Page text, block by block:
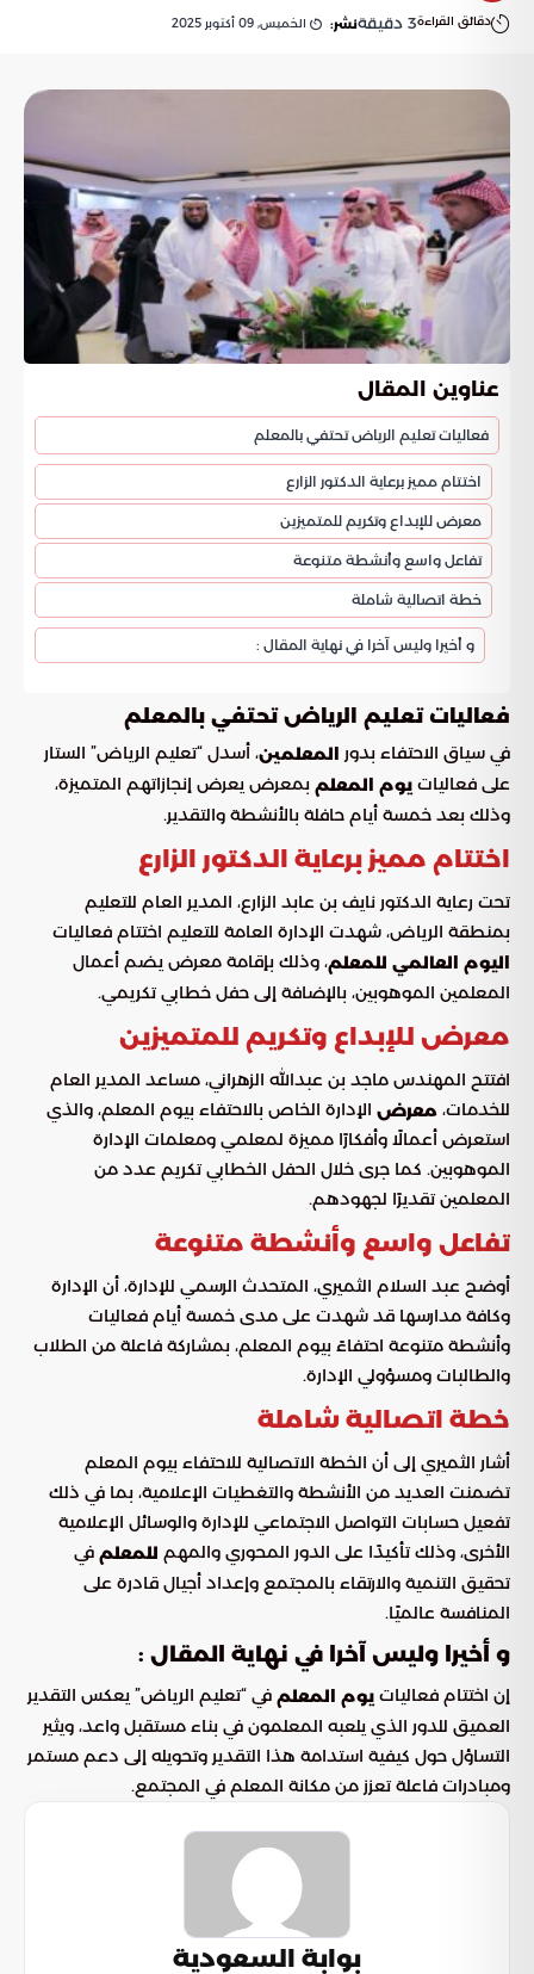
دقائق القراءة3 دقيقةنشر: الخميس, 09 أكتوبر 2025
عناوين المقال
فعاليات تعليم الرياض تحتفي بالمعلم
اختتام مميز برعاية الدكتور الزارع
معرض للإبداع وتكريم للمتميزين
تفاعل واسع وأنشطة متنوعة
خطة اتصالية شاملة
و أخيرا وليس آخرا في نهاية المقال :
فعاليات تعليم الرياض تحتفي بالمعلم
في سياق الاحتفاء بدور المعلمين، أسدل “تعليم الرياض” الستار
على فعاليات يوم المعلم بمعرض يعرض إنجازاتهم المتميزة،
وذلك بعد خمسة أيام حافلة بالأنشطة والتقدير.
اختتام مميز برعاية الدكتور الزارع
تحت رعاية الدكتور نايف بن عابد الزارع، المدير العام للتعليم
بمنطقة الرياض، شهدت الإدارة العامة للتعليم اختتام فعاليات
اليوم العالمي للمعلم، وذلك بإقامة معرض يضم أعمال
المعلمين الموهوبين، بالإضافة إلى حفل خطابي تكريمي.
معرض للإبداع وتكريم للمتميزين
افتتح المهندس ماجد بن عبدالله الزهراني، مساعد المدير العام
للخدمات، معرض الإدارة الخاص بالاحتفاء بيوم المعلم، والذي
استعرض أعمالًا وأفكارًا مميزة لمعلمي ومعلمات الإدارة
الموهوبين. كما جرى خلال الحفل الخطابي تكريم عدد من
المعلمين تقديرًا لجهودهم.
تفاعل واسع وأنشطة متنوعة
أوضح عبد السلام الثميري، المتحدث الرسمي للإدارة، أن الإدارة
وكافة مدارسها قد شهدت على مدى خمسة أيام فعاليات
وأنشطة متنوعة احتفاءً بيوم المعلم، بمشاركة فاعلة من الطلاب
والطالبات ومسؤولي الإدارة.
خطة اتصالية شاملة
أشار الثميري إلى أن الخطة الاتصالية للاحتفاء بيوم المعلم
تضمنت العديد من الأنشطة والتغطيات الإعلامية، بما في ذلك
تفعيل حسابات التواصل الاجتماعي للإدارة والوسائل الإعلامية
الأخرى، وذلك تأكيدًا على الدور المحوري والمهم للمعلم في
تحقيق التنمية والارتقاء بالمجتمع وإعداد أجيال قادرة على
المنافسة عالميًا.
و أخيرا وليس آخرا في نهاية المقال :
إن اختتام فعاليات يوم المعلم في “تعليم الرياض” يعكس التقدير
العميق للدور الذي يلعبه المعلمون في بناء مستقبل واعد، ويثير
التساؤل حول كيفية استدامة هذا التقدير وتحويله إلى دعم مستمر
ومبادرات فاعلة تعزز من مكانة المعلم في المجتمع.
بوابة السعودية